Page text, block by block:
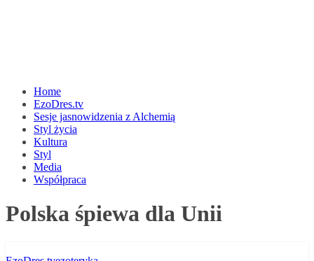
Home
EzoDres.tv
Sesje jasnowidzenia z Alchemią
Styl życia
Kultura
Styl
Media
Współpraca
Polska śpiewa dla Unii